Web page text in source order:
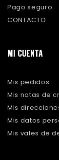
Pago seguro
CONTACTO
MI CUENTA
Mis pedidos
Mis notas de
Mis
Mis datos
Mis vales de